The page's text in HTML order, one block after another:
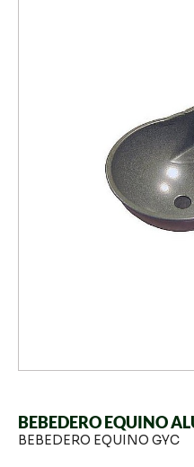
BEBEDERO EQUINO
BEBEDERO EQUINO GYC